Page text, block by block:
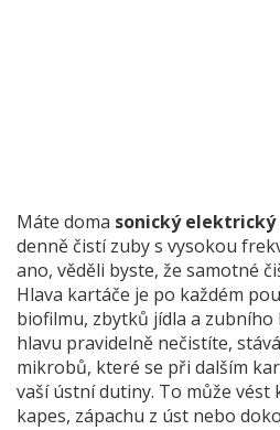
Máte doma sonický
denně čistí zuby s vysokou
ano, věděli byste, že samotné
Hlava kartáče je po každém
biofilmu, zbytků jídla a zubního
hlavu pravidelně nečistíte,
mikrobů, které se při dalším
vaší ústní dutiny. To může vést
kapes, zápachu z úst nebo